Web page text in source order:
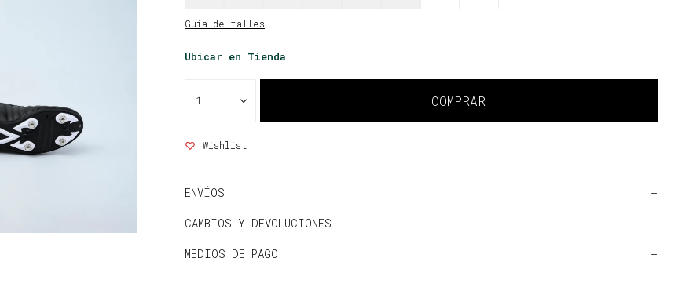
Guía de talles
Ubicar en Tienda
1 COMPRAR
ENVÍOS
CAMBIOS Y DEVOLUCIONES
MEDIOS DE PAGO